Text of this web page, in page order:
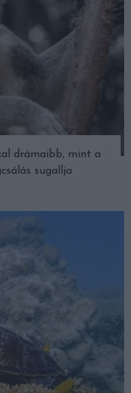
drámaibb, mint a
sugallja